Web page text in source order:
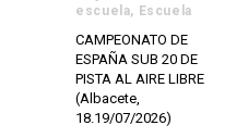
escuela, Escuela
CAMPEONATO DE
ESPAÑA SUB 20 DE
PISTA AL AIRE LIBRE
(Albacete,
18.19/07/2026)